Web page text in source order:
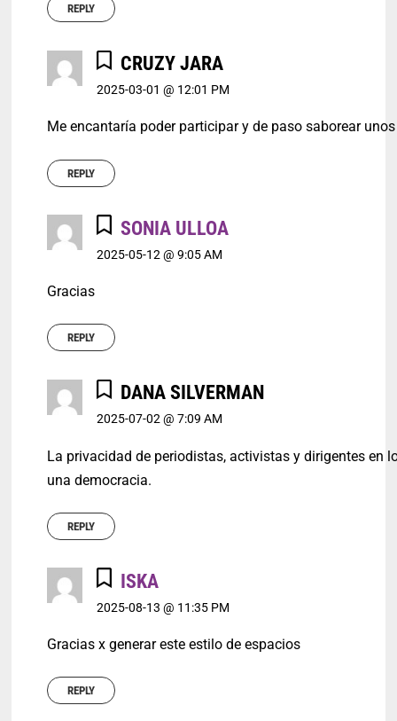
REPLY
CRUZY JARA
2025-03-01 @ 12:01 PM
Me encantaría poder participar y de paso saborear
REPLY
SONIA ULLOA
2025-05-12 @ 9:05 AM
Gracias
REPLY
DANA SILVERMAN
2025-07-02 @ 7:09 AM
La privacidad de periodistas, activistas y dirigentes en
una democracia.
REPLY
ISKA
2025-08-13 @ 11:35 PM
Gracias x generar este estilo de espacios
REPLY